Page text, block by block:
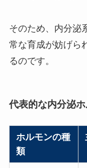
そのため、内分泌
常な育成が妨げら
るのです。
代表的な内分泌
ホルモンの種
類